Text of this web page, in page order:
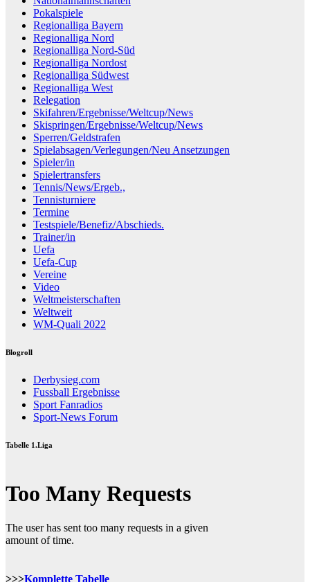
Pokalspiele
Regionalliga Bayern
Regionalliga Nord
Regionalliga Nord-Süd
Regionalliga Nordost
Regionalliga Südwest
Regionalliga West
Relegation
Skifahren/Ergebnisse/Weltcup/News
Skispringen/Ergebnisse/Weltcup/News
Sperren/Geldstrafen
Spielabsagen/Verlegungen/Neu Ansetzungen
Spieler/in
Spielertransfers
Tennis/News/Ergeb.,
Tennisturniere
Termine
Testspiele/Benefiz/Abschieds.
Trainer/in
Uefa
Uefa-Cup
Vereine
Video
Weltmeisterschaften
Weltweit
WM-Quali 2022
Blogroll
Derbysieg.com
Fussball Ergebnisse
Sport Fanradios
Sport-News Forum
Tabelle 1.Liga
>>>Komplette Tabelle